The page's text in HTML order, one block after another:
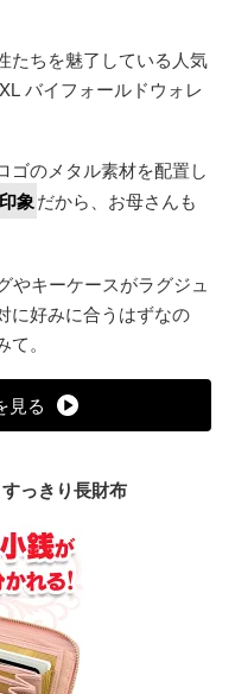
たちを魅了している人気
バイフォールドウォレ
ゴのメタル素材を配置し
象だから、お母さんも
やキーケースがラグジュ
に好みに合うはずなの
。
見る
っきり長財布